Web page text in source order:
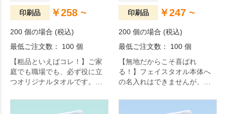
印刷品 ￥258 ~
200 個の場合 (税込)
最低ご注文数： 100 個
【粗品といえばコレ！】ご家
庭でも職場でも、必ず役に立
つオリジナルタオルです。タ
う、平地部分を設けていま
印刷品 ￥247 ~
200 個の場合 (税込)
最低ご注文数： 100 個
【無地だからこそ喜ばれ
る！】フェイスタオル本体へ
の名入れはできませんが、そ
も多いはず。